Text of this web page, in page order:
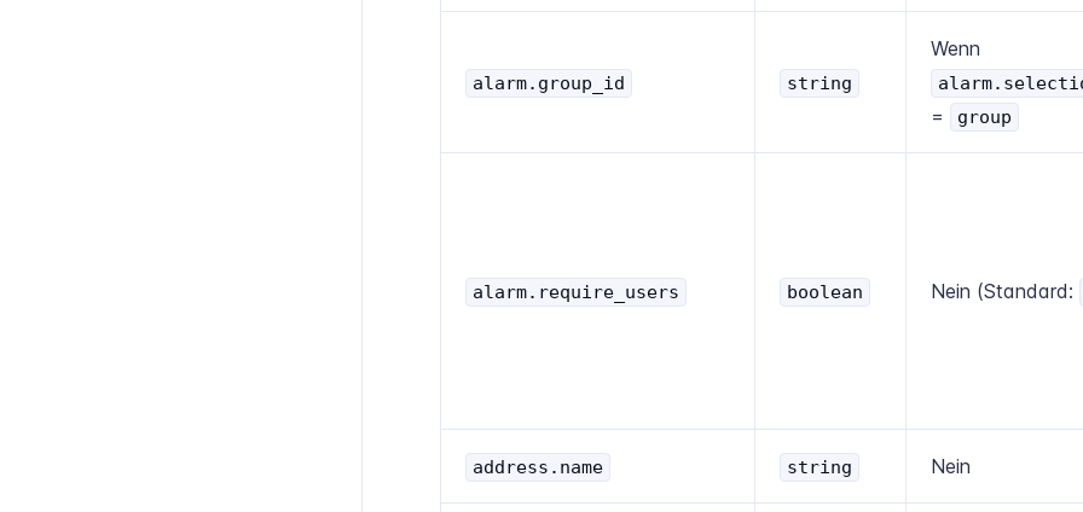
alarm.group_id string
Wenn
= group
alarm.require_users boolean Nein (Standard:
address.name string Nein